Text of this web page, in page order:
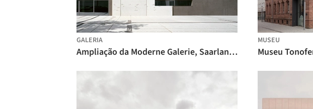
GALERIA
Ampliação da Moderne Galerie, Saarlandmuseum / Kuehn Malvezzi
MUSEU